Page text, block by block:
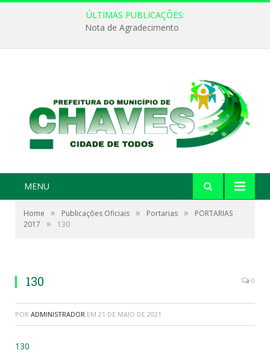
ÚLTIMAS PUBLICAÇÕES:
Nota de Agradecimento
MENU
Home » Publicações Oficiais » Portarias »
PORTARIAS
2017
» 130
130 0
POR ADMINISTRADOR EM 21 DE MAIO DE 2021
130